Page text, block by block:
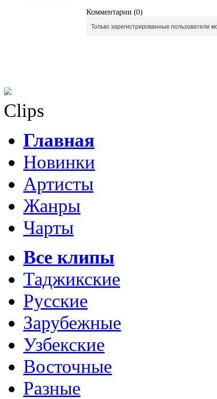
Комментарии (0)
Только зарегистрированные пользователи
Clips
Главная
Новинки
Артисты
Жанры
Чарты
Все клипы
Таджикские
Русские
Зарубежные
Узбекские
Восточные
Разные